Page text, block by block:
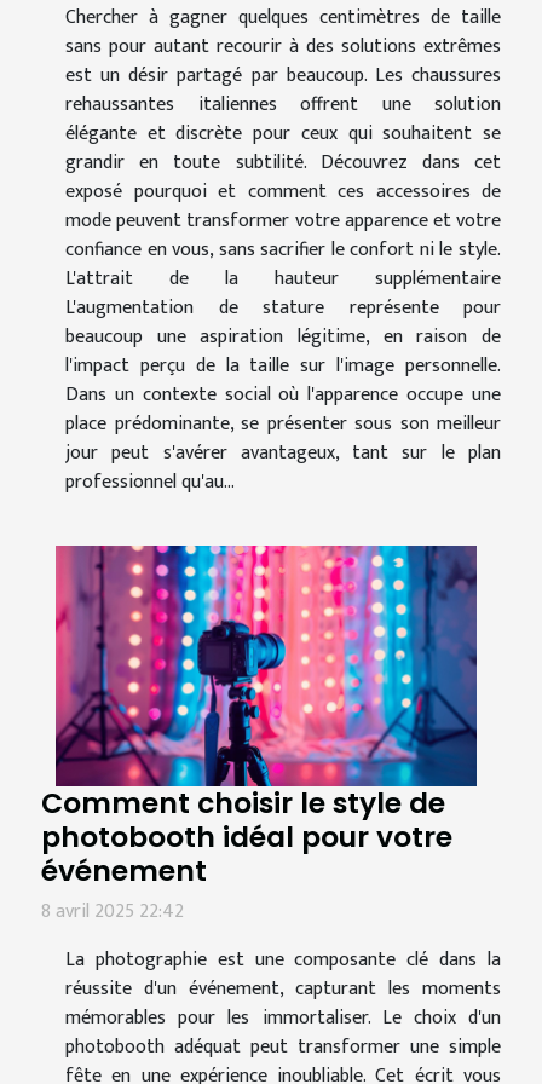
Chercher à gagner quelques centimètres de taille
sans pour autant recourir à des solutions extrêmes
est un désir partagé par beaucoup. Les chaussures
rehaussantes italiennes offrent une solution
élégante et discrète pour ceux qui souhaitent se
grandir en toute subtilité. Découvrez dans cet
exposé pourquoi et comment ces accessoires de
mode peuvent transformer votre apparence et votre
confiance en vous, sans sacrifier le confort ni le style.
L'attrait de la hauteur supplémentaire
L'augmentation de stature représente pour
beaucoup une aspiration légitime, en raison de
l'impact perçu de la taille sur l'image personnelle.
Dans un contexte social où l'apparence occupe une
place prédominante, se présenter sous son meilleur
jour peut s'avérer avantageux, tant sur le plan
professionnel qu'au...
Comment choisir le style de
photobooth idéal pour votre
événement
8 avril 2025 22:42
La photographie est une composante clé dans la
réussite d'un événement, capturant les moments
mémorables pour les immortaliser. Le choix d'un
photobooth adéquat peut transformer une simple
fête en une expérience inoubliable. Cet écrit vous